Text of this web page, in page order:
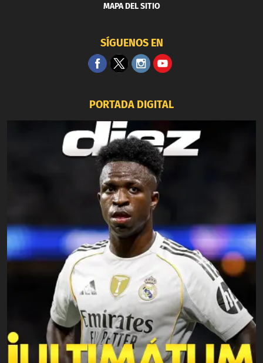
MAPA DEL SITIO
SÍGUENOS EN
PORTADA DIGITAL